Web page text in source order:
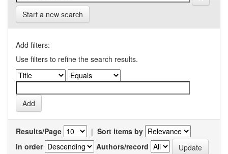
Start a new search
Add filters:
Use filters to refine the search results.
Results/Page | Sort items by
In order
Authors/record